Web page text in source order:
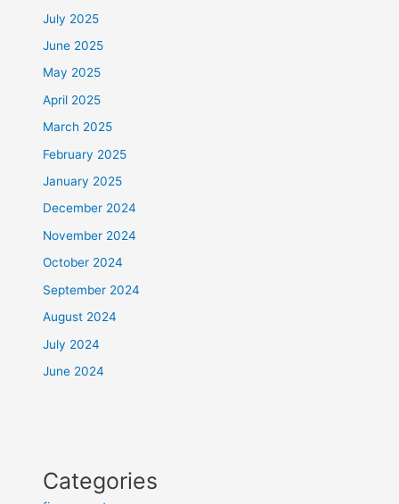
July 2025
June 2025
May 2025
April 2025
March 2025
February 2025
January 2025
December 2024
November 2024
October 2024
September 2024
August 2024
July 2024
June 2024
Categories